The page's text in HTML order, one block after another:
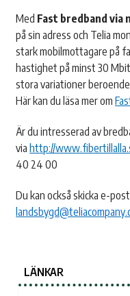
LÄNKAR
Med Fast bredband via
på sin adress och Telia
stark mobilmottagare på
hastighet på minst 30
stora variationer
Här kan du läsa mer om
Är du intresserad av
via http://
40 24 00
Du kan också skicka e-